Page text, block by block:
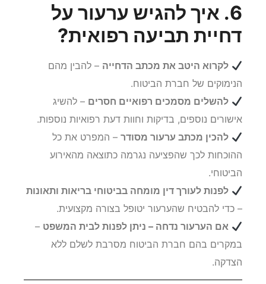
6. איך להגיש ערעור על
דחיית תביעה רפואית?
לקרוא היטב את מכתב הדחייה – להבין מהם
הנימוקים של חברת הביטוח.
להשלים מסמכים רפואיים חסרים – להשיג
אישורים נוספים, בדיקות וחוות דעת רפואיות נוספות.
להכין מכתב ערעור מסודר – המפרט את כל
ההוכחות לכך שהפציעה נגרמה כתוצאה מהאירוע
הביטוחי.
לפנות לעורך דין מומחה בביטוחי בריאות ותאונות
– כדי להבטיח שהערעור יטופל בצורה מקצועית.
אם הערעור נדחה – ניתן לפנות לבית המשפט –
במקרים בהם חברת הביטוח מסרבת לשלם ללא
הצדקה.